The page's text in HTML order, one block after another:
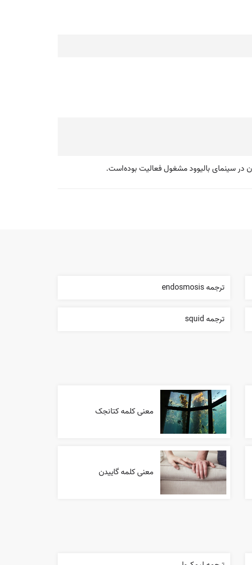
ترجمه endosmosis
ترجمه squid
معنی کلمه کتانجک
معنی کلمه گاییدن